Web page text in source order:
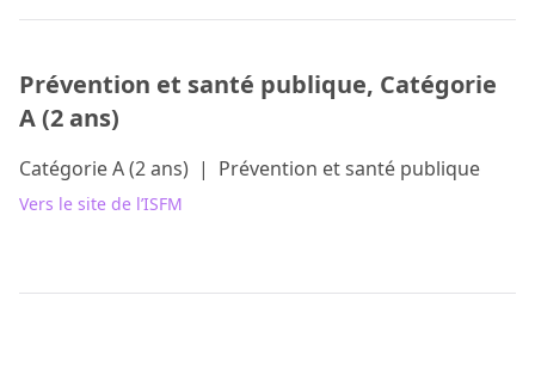
Prévention et santé publique, Catégorie
A (2 ans)
Catégorie A (2 ans) | Prévention et santé publique
Vers le site de l’ISFM